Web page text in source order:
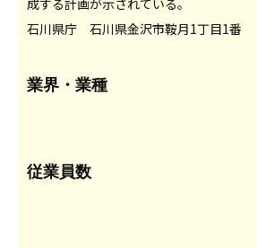
成する計画が示されている。
石川県庁 石川県金沢市鞍月1丁目1番
業界・業種
従業員数